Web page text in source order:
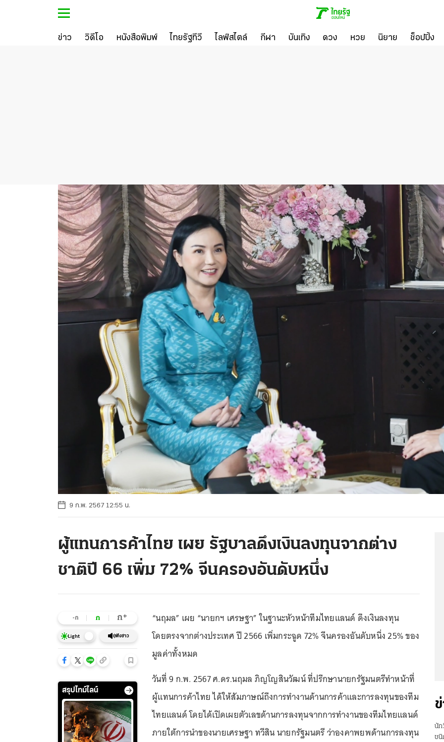
ข่าว วิดีโอ หนังสือพิมพ์ ไทยรัฐทีวี ไลฟ์สไตล์ กีฬา บันเทิง ดวง หวย นิยาย ช็อปปิ้ง
9 ก.พ. 2567 12:55 น.
ผู้แทนการค้าไทย เผย รัฐบาลดึงเงินลงทุนจากต่าง
ชาติปี 66 เพิ่ม 72% จีนครองอันดับหนึ่ง
-ก ก ก+
Light ฟังข่าว
สรุปไทม์ไลน์
“นฤมล” เผย “นายกฯ เศรษฐา” ในฐานะหัวหน้าทีมไทยแลนด์ ดึงเงินลงทุน
โดยตรงจากต่างประเทศ ปี 2566 เพิ่มกระฉูด 72% จีนครองอันดับหนึ่ง 25% ของ
มูลค่าทั้งหมด
วันที่ 9 ก.พ. 2567 ศ.ดร.นฤมล ภิญโญสินวัฒน์ ที่ปรึกษานายกรัฐมนตรีทำหน้าที่
ผู้แทนการค้าไทย ได้ให้สัมภาษณ์ถึงการทำงานด้านการค้าและการลงทุนของทีม
ไทยแลนด์ โดยได้เปิดเผยตัวเลขด้านการลงทุนจากการทำงานของทีมไทยแลนด์
ภายใต้การนำของนายเศรษฐา ทวีสิน นายกรัฐมนตรี ว่าองคาพยพด้านการลงทุน
นัก
ชนิ